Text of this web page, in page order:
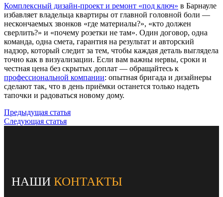
Комплексный дизайн-проект и ремонт «под ключ» в Барнауле
избавляет владельца квартиры от главной головной боли —
нескончаемых звонков «где материалы?», «кто должен
сверлить?» и «почему розетки не там». Один договор, одна
команда, одна смета, гарантия на результат и авторский
надзор, который следит за тем, чтобы каждая деталь выглядела
точно как в визуализации. Если вам важны нервы, сроки и
честная цена без скрытых доплат — обращайтесь к
профессиональной компании: опытная бригада и дизайнеры
сделают так, что в день приёмки останется только надеть
тапочки и радоваться новому дому.
Предыдущая статья
Следующая статья
НАШИ КОНТАКТЫ